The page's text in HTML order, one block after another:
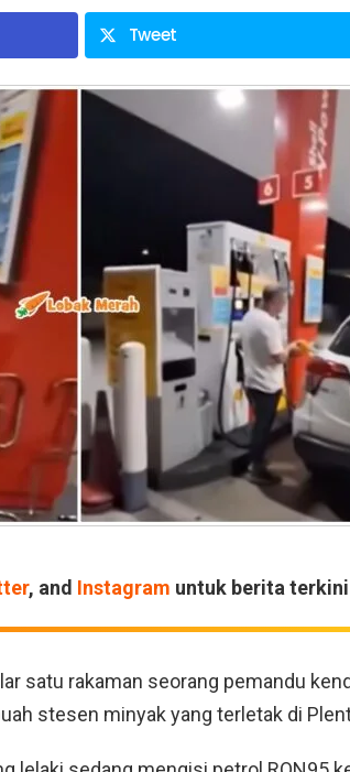
Tweet
, and Instagram untuk berita
satu rakaman seorang pemandu
stesen minyak yang terletak di